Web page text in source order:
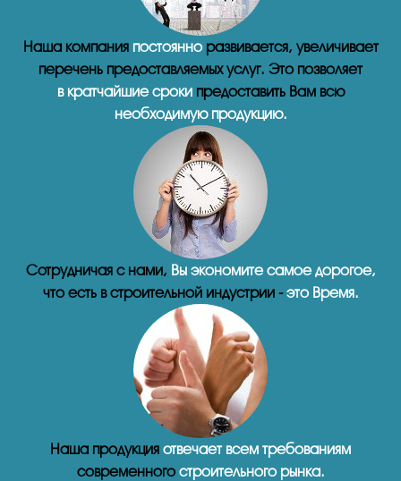
Наша компанияпостоянноразвивается, увеличивает
перечень предоставляемых услуг. Это позволяет
в кратчайшие срокипредоставить Вам всю
необходимую продукцию.
Сотрудничая с нами, Вы экономите самое дорогое,
что есть в строительной индустрии -это Время.
Наша продукция отвечает всем требованиям
современного строительного рынка.